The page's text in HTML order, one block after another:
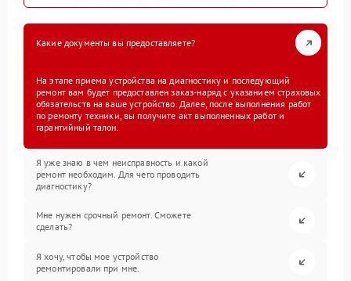
Какие документы вы предоставляете?
На этапе приема устройства на диагностику и последующий
ремонт вам будет предоставлен заказ-наряд с указанием страховых
обязательств на ваше устройство. Далее, после выполнения работ
по ремонту техники, вы получите акт выполненных работ и
гарантийный талон.
Я уже знаю в чем неисправность и какой
ремонт необходим. Для чего проводить
диагностику?
Мне нужен срочный ремонт. Сможете
сделать?
Я хочу, чтобы мое устройство
ремонтировали при мне.